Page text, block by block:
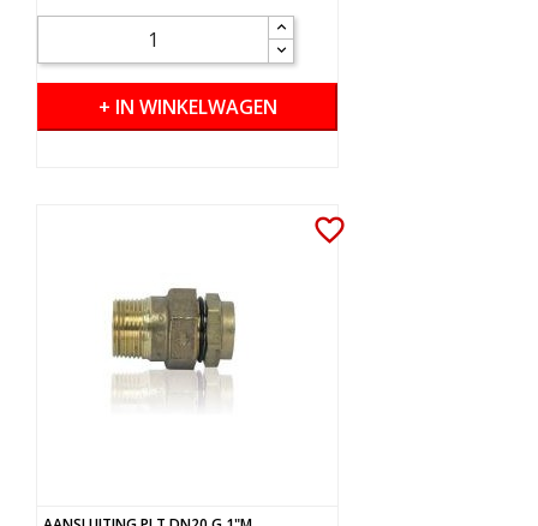
+ IN WINKELWAGEN
favorite_border